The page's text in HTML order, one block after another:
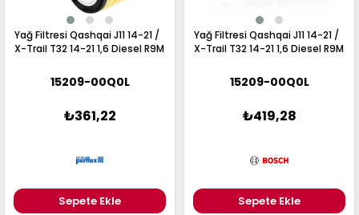
Yağ Filtresi Qashqai J11 14-21 /
X-Trail T32 14-21 1,6 Diesel R9M
15209-00Q0L
₺361,22
Sepete Ekle
Yağ Filtresi Qashqai J11 14-21 /
X-Trail T32 14-21 1,6 Diesel R9M
15209-00Q0L
₺419,28
Sepete Ekle